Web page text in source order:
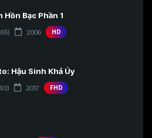
Bạc Phần 1
2006 HD
Hậu Sinh Khả Úy
2017 FHD